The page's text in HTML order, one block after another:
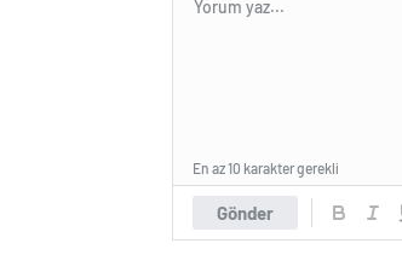
Gönder
En az 10 karakter gerekli